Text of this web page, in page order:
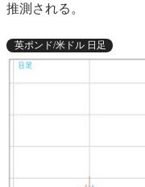
推測される。
英ポンド/米ドル 日足